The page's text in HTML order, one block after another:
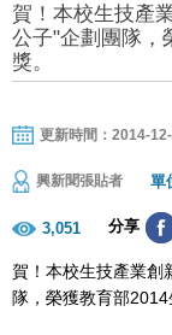
賀！本校生技產
公子"企劃團隊，
獎。
更新時間：2014-
興新聞張貼者 單
3,051 分享
賀！本校生技產業創
隊，榮獲教育部2014